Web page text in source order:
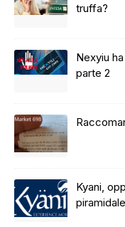
truffa?
Nexyiu
parte 2
Kyani,